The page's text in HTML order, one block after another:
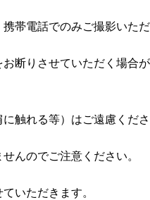
帯電話でのみご撮影いただ
断りさせていただく場合
触れる等）はご遠慮くださ
んのでご注意ください。
いただきます。